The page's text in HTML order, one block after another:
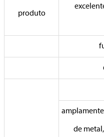
produto
de